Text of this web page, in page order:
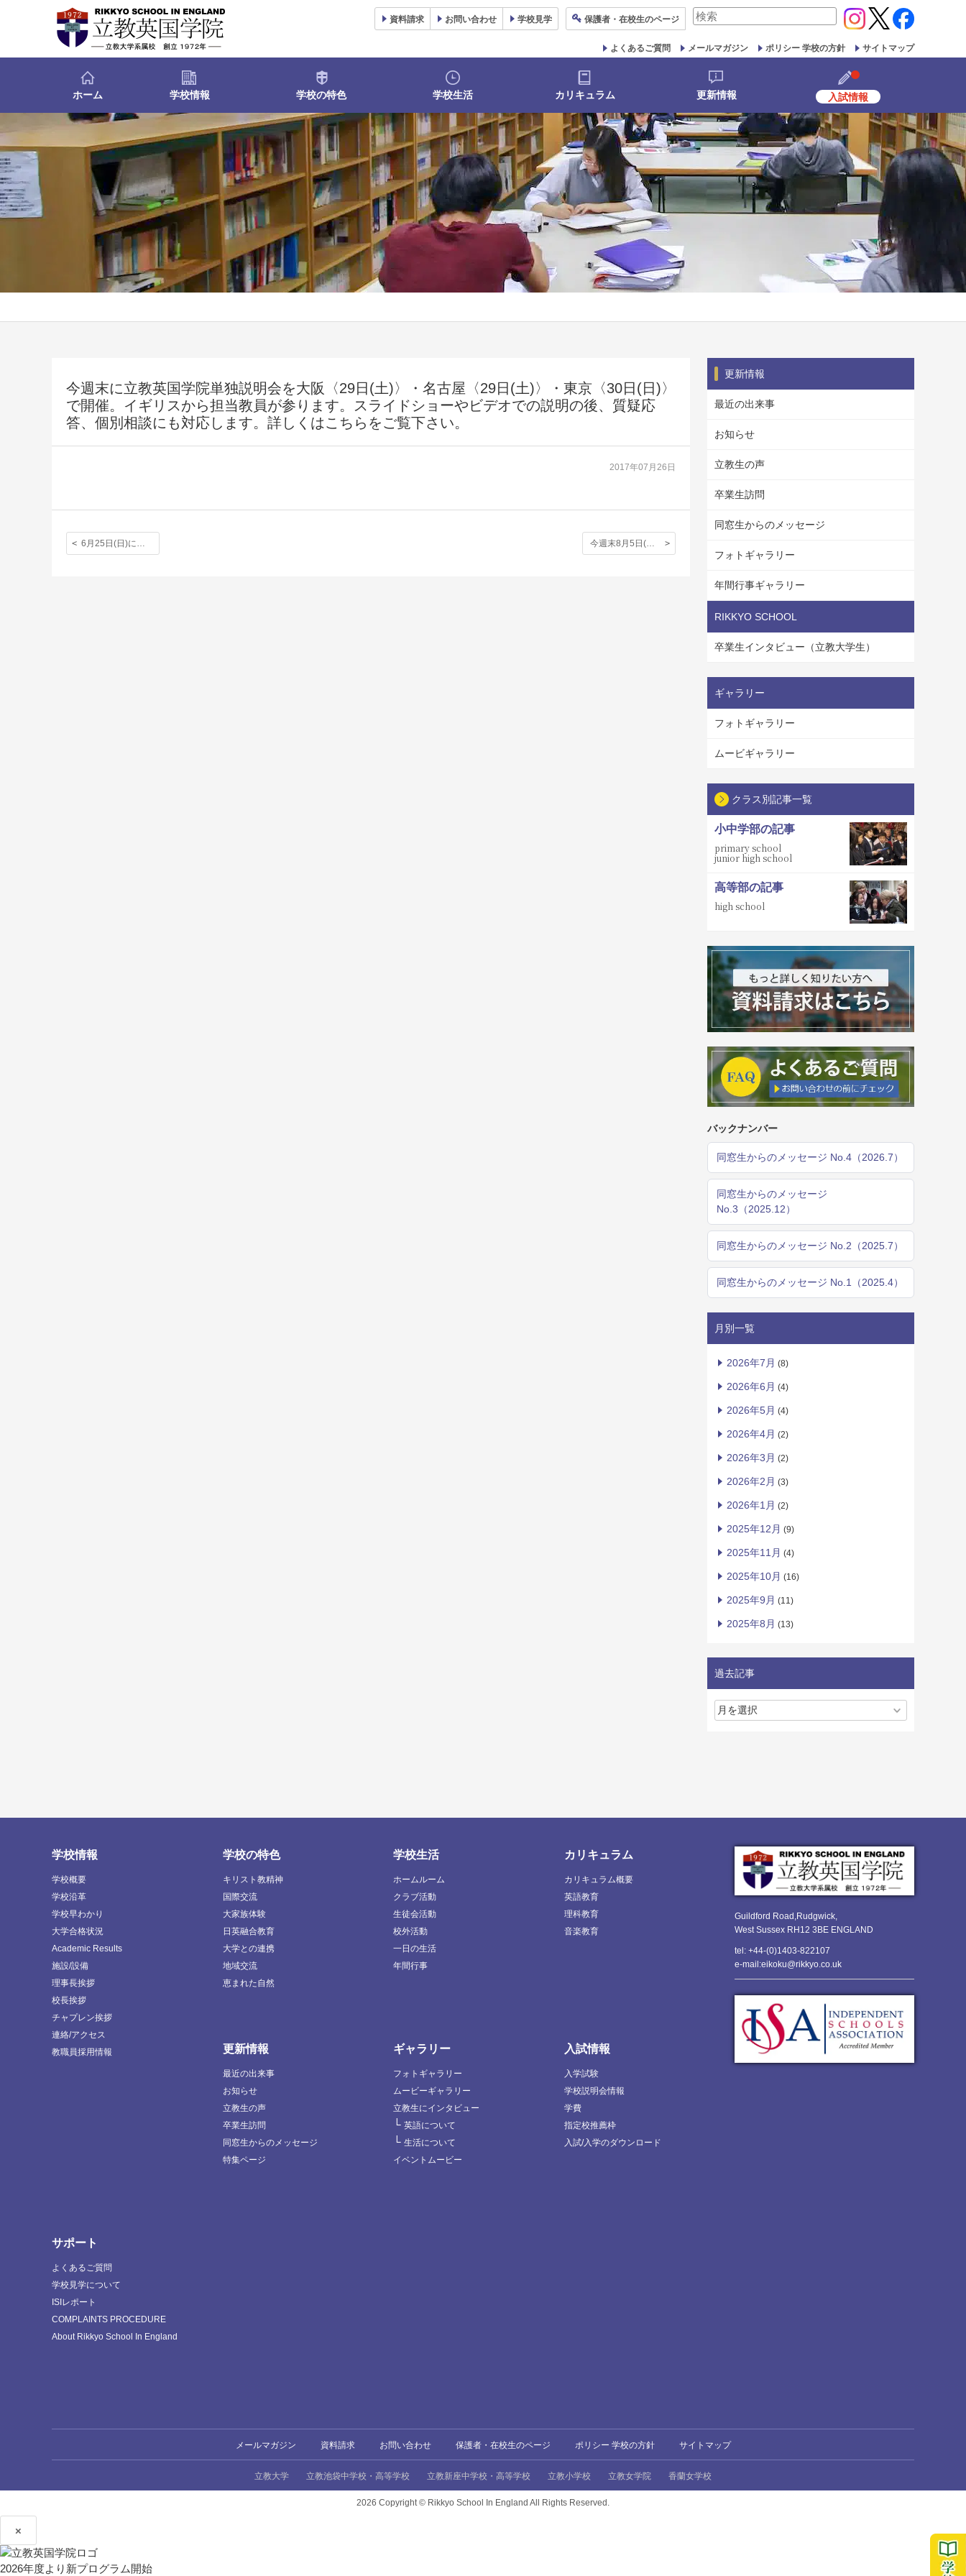
資料請求 お問い合わせ 学校見学 保護者 ・在校生のページ
検
対
象:
よくあるご質問 メールマガジン ポリシー 学校の方針 サイトマップ
ホーム 学校情報 学校の特色 学校生活 カリキュラム 更新情報 入試情報
今週末に立教英国学院単独説明会を大阪〈29日(土)〉・名古屋〈29日(土)〉・東京〈30日(日)〉
で開催。イギリスから担当教員が参ります。スライドショーやビデオでの説明の後、質疑応
答、個別相談にも対応します。詳しくはこちらをご覧下さい。
2017年07月26日
6月25日(日)に東京（於：立教大学15号館）にて単独説明会を実施します。 今週末8月5日(土)、6日(日)に幕張メッセ国際会議場で開かれる首都圏進学フェア千葉に本校も参加いたします。
更新情報
最近の出来事
お知らせ
立教生の声
卒業生訪問
同窓生からのメッセージ
フォトギャラリー
年間行事ギャラリー
RIKKYO SCHOOL
卒業生インタビュー（立教大学生）
ギャラリー
フォトギャラリー
ムービギャラリー
クラス別記事一覧
小中学部の記事
primary school
junior high school
高等部の記事
high school
バックナンバー
同窓生からのメッセージ No.4（2026.7）
同窓生からのメッセージ
No.3（2025.12）
同窓生からのメッセージ No.2（2025.7）
同窓生からのメッセージ No.1（2025.4）
月別一覧
2026年7月 (8)
2026年6月 (4)
2026年5月 (4)
2026年4月 (2)
2026年3月 (2)
2026年2月 (3)
2026年1月 (2)
2025年12月 (9)
2025年11月 (4)
2025年10月 (16)
2025年9月 (11)
2025年8月 (13)
過去記事
Guildford Road,Rudgwick,
West Sussex RH12 3BE ENGLAND
tel: +44-(0)1403-822107
e-mail:eikoku@rikkyo.co.uk
学校情報
学校概要
学校沿革
学校早わかり
大学合格状況
Academic Results
施設/設備
理事長挨拶
校長挨拶
チャプレン挨拶
連絡/アクセス
教職員採用情報
学校の特色
キリスト教精神
国際交流
大家族体験
日英融合教育
大学との連携
地域交流
恵まれた自然
学校生活
ホームルーム
クラブ活動
生徒会活動
校外活動
一日の生活
年間行事
カリキュラム
カリキュラム概要
英語教育
理科教育
音楽教育
更新情報
最近の出来事
お知らせ
立教生の声
卒業生訪問
同窓生からのメッセージ
特集ページ
ギャラリー
フォトギャラリー
ムービーギャラリー
立教生にインタビュー
└ 英語について
└ 生活について
イベントムービー
入試情報
入学試験
学校説明会情報
学費
指定校推薦枠
入試/入学のダウンロード
サポート
よくあるご質問
学校見学について
ISIレポート
COMPLAINTS PROCEDURE
About Rikkyo School In England
メールマガジン 資料請求 お問い合わせ 保護者・在校生のページ ポリシー 学校の方針 サイトマップ
立教大学 立教池袋中学校・高等学校 立教新座中学校・高等学校 立教小学校 立教女学院 香蘭女学校
2026 Copyright © Rikkyo School In England All Rights Reserved.
×
2026年度より新プログラム開始